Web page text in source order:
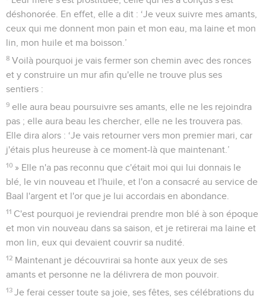
En revanche, j'aurai compassion de la communauté de
Juda. Je les sauverai par l'Eternel, leur Dieu, et je ne les
sauverai ni par l'arc, ni par l'épée, ni par les combats, ni par
les chevaux, ni par les cavaliers. »
Elle sevra Lo-Ruchama, puis elle devint enceinte et mit au
monde un fils.
9 L'Eternel dit : « Appelle-le Lo-Ammi, car vous n'êtes pas
mon peuple et moi, je ne suis pas votre Dieu.
Osée 2
Seuls les Évangiles sont disponibles en vidéo pour le moment.
Le grand jour de Jizréel
1 » Cependant, les Israélites seront pareils, de par leur
nombre, au sable de la mer : on ne peut pas le mesurer ni le
compter. *Au lieu de leur dire : ‘Vous n'êtes pas mon
peuple’, on leur dira : ‘Fils du Dieu vivant !’